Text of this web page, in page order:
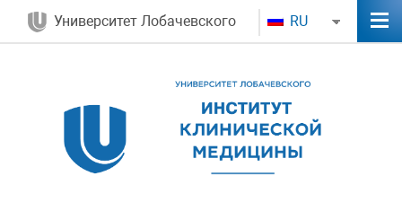
Университет Лобачевского RU